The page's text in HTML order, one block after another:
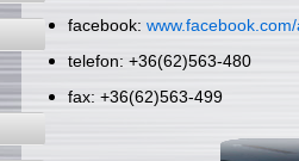
facebook:
telefon: +36(62)563-480
fax: +36(62)563-499